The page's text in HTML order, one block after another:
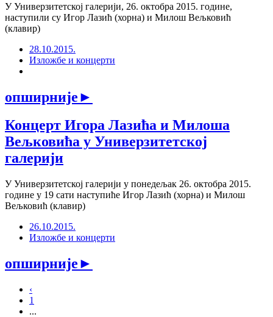
У Универзитетској галерији, 26. октобра 2015. године,
наступили су Игор Лазић (хорна) и Милош Вељковић
(клавир)
28.10.2015.
Изложбе и концерти
опширније►
Концерт Игора Лазића и Милоша
Вељковића у Универзитетској
галерији
У Универзитетској галерији у понедељак 26. октобра 2015.
године у 19 сати наступиће Игор Лазић (хорна) и Милош
Вељковић (клавир)
26.10.2015.
Изложбе и концерти
опширније►
‹
1
...